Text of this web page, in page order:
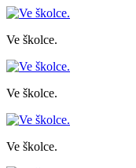
Ve školce.
Ve školce.
Ve školce.